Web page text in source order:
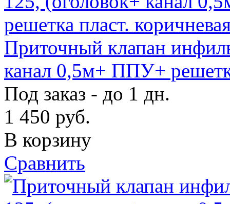
Приточный клапан
канал 0,5м+ ППУ+
Под заказ - до 1 дн.
1 450 руб.
В корзину
Сравнить